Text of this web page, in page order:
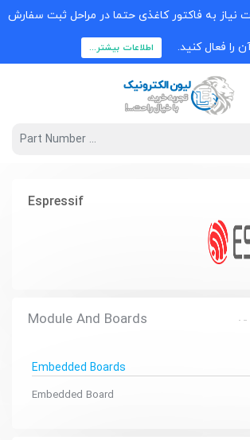
نیاز به فاکتور کاغذی حتما در مراحل ثبت سفارش
را فعال کنید. اطلاعات بیشتر...
Espressif
Module And Boards
Embedded Boards
Embedded Board